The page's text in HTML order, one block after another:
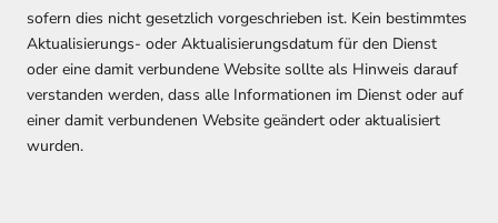
sofern dies nicht gesetzlich vorgeschrieben ist. Kein bestimmtes
Aktualisierungs- oder Aktualisierungsdatum für den Dienst
oder eine damit verbundene Website sollte als Hinweis darauf
verstanden werden, dass alle Informationen im Dienst oder auf
einer damit verbundenen Website geändert oder aktualisiert
wurden.